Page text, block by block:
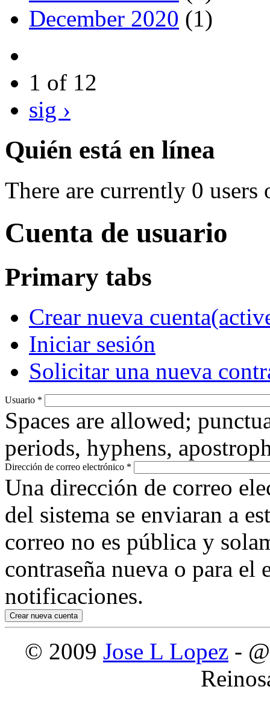
December 2020 (1)
1 of 12
sig ›
Quién está en línea
There are currently 0 users
Cuenta de usuario
Primary tabs
Crear nueva cuenta
Iniciar sesión
Solicitar una nueva
Usuario *
Spaces are allowed;
periods, hyphens,
Dirección de correo electrónico *
Una dirección de correo
del sistema se enviaran a
correo no es pública y
contraseña nueva o para
notificaciones.
© 2009 Jose L Lopez -